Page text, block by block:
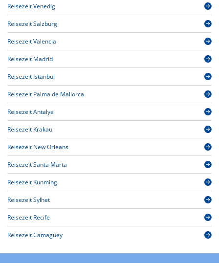
Reisezeit Venedig
Reisezeit Salzburg
Reisezeit Valencia
Reisezeit Madrid
Reisezeit Istanbul
Reisezeit Palma de Mallorca
Reisezeit Antalya
Reisezeit Krakau
Reisezeit New Orleans
Reisezeit Santa Marta
Reisezeit Kunming
Reisezeit Sylhet
Reisezeit Recife
Reisezeit Camagüey